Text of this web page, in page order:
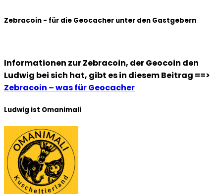
Zebracoin - für die Geocacher unter den Gastgebern
Informationen zur Zebracoin, der Geocoin den
Ludwig bei sich hat, gibt es in diesem Beitrag ==>
Zebracoin – was für Geocacher
Ludwig ist Omanimali